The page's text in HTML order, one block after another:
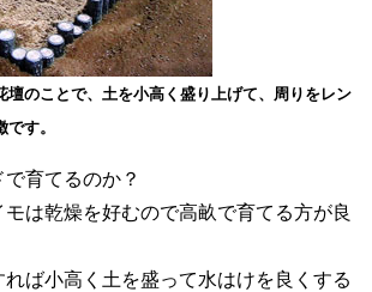
のことで、土を小高く盛り上げて、周りをレン
す。
育てるのか？
は乾燥を好むので高畝で育てる方が良
れば小高く土を盛って水はけを良くする